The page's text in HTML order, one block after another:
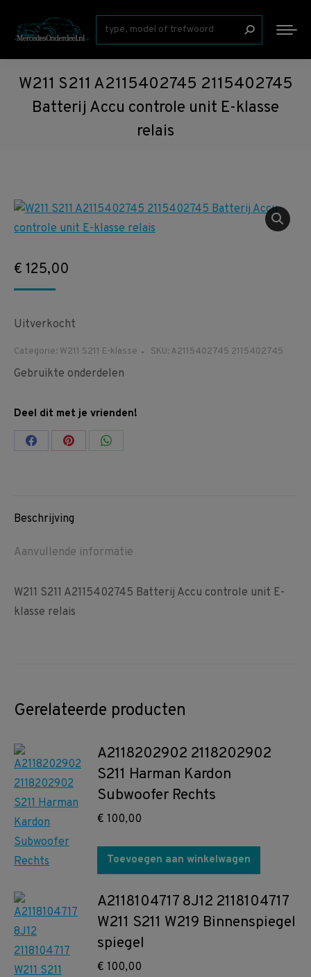
Zoeken:
W211 S211 A2115402745 2115402745
Batterij Accu controle unit E-klasse
relais
€ 125,00
Uitverkocht
Categorie: W211 S211 E-klasse SKU:A2115402745 2115402745
Gebruikte onderdelen
Deel dit met je vrienden!
Share Share Share
Beschrijving
Aanvullende informatie
W211 S211 A2115402745 Batterij Accu controle unit E-
klasse relais
Gerelateerde producten
A2118202902 2118202902
S211 Harman Kardon
Subwoofer Rechts
€ 100,00
Toevoegen aan winkelwagen
A2118104717 8J12 2118104717
W211 S211 W219 Binnenspiegel
spiegel
€ 100,00